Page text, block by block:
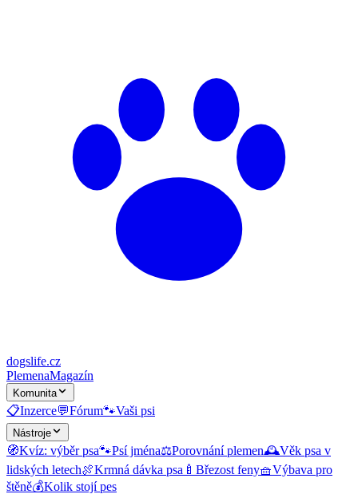
dogslife.cz
PlemenaMagazín
Komunita
📋Inzerce💬Fórum🐾Vaši psi
Nástroje
🧭Kvíz: výběr psa🐾Psí jména⚖️Porovnání plemen🕰️Věk psa v
lidských letech🍖Krmná dávka psa 🍼 Březost feny🧺Výbava pro
štěně💰Kolik stojí pes